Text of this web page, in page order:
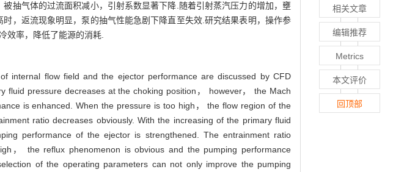
抽气体的过流面积减小，引射系数显著下降.随着引射蒸汽压力的增加，壅
，返流现象明显，泵的抽气性能急剧下降直至失效.研究结果表明，操作参
效率，降低了能源的消耗.
internal flow field and the ejector performance are discussed by CFD
pressure decreases at the choking position， however， the Mach
is enhanced. When the pressure is too high， the flow region of the
ratio decreases obviously. With the increasing of the primary fluid
performance of the ejector is strengthened. The entrainment ratio
， the reflux phenomenon is obvious and the pumping performance
of the operating parameters can not only improve the pumping
相关文章
编辑推荐
Metrics
本文评价
回顶部